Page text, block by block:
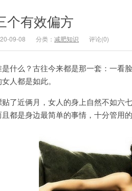
个有效偏方
09-08 分类： 减肥知识 评论(0)
么？古往今来都是那一套：一看
人都是如此。
近俩月，女人的身上自然不如六
都是身边最简单的事情，十分管用的